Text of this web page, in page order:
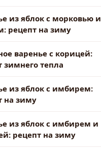
из яблок с морковью и
рецепт на зиму
варенье с корицей:
зимнего тепла
из яблок с имбирем:
на зиму
из яблок с имбирем и
рецепт на зиму